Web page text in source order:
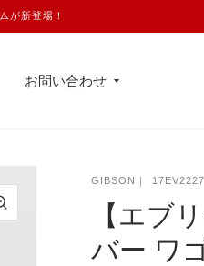
が新登場！
お問い合わせ
GIBSON 17EV2227
【エブ
バー ワ